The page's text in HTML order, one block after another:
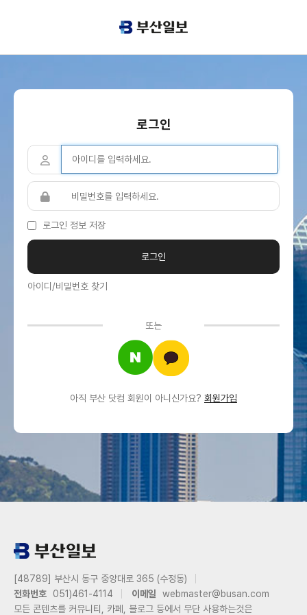
로그인
로그인 정보 저장
아이디/비밀번호 찾기
또는
아직 부산 닷컴 회원이 아니신가요? 회원가입
[48789] 부산시 동구 중앙대로 365 (수정동)
전화번호
051)461-4114 이메일
webmaster@busan.com
모든 콘텐츠를 커뮤니티, 카페, 블로그 등에서 무단 사용하는것은